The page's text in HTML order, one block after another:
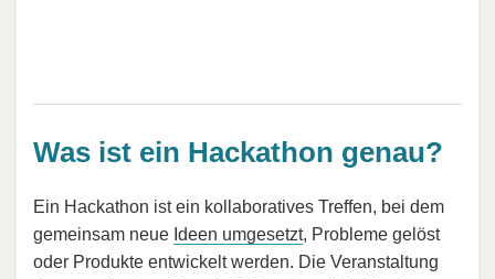
Was ist ein Hackathon genau?
Ein Hackathon ist ein kollaboratives Treffen, bei dem
gemeinsam neue Ideen umgesetzt, Probleme gelöst
oder Produkte entwickelt werden. Die Veranstaltung